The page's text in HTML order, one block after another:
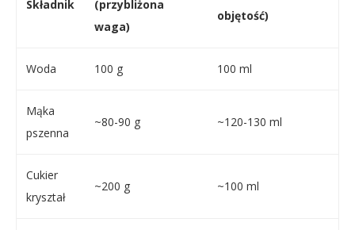
Składnik
(przybliżona
waga)
objętość)
Woda 100 g 100 ml
Mąka
pszenna
~80-90 g ~120-130 ml
Cukier
kryształ
~200 g ~100 ml